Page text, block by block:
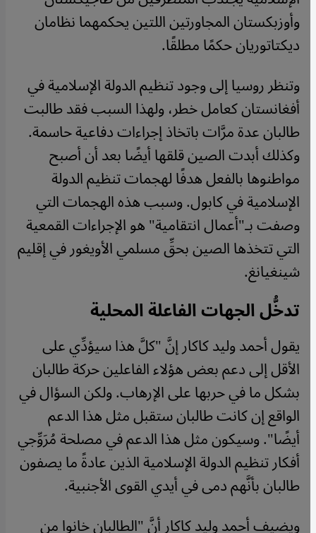
وأوزبكستان المجاورتين اللتين يحكمهما نظامان
ديكتاتوريان حكمًا مطلقًا.
وتنظر روسيا إلى وجود تنظيم الدولة الإسلامية في
أفغانستان كعامل خطر، ولهذا السبب فقد طالبت
طالبان عدة مرَّات باتخاذ إجراءات دفاعية حاسمة.
وكذلك أبدت الصين قلقها أيضًا بعد أن أصبح
مواطنوها بالفعل هدفًا لهجمات تنظيم الدولة
الإسلامية في كابول. وسبب هذه الهجمات التي
وصفت بـ"أعمال انتقامية" هو الإجراءات القمعية
التي تتخذها الصين بحقِّ مسلمي الأويغور في إقليم
شينغيانغ.
تدخُّل الجهات الفاعلة المحلية
يقول أحمد وليد كاكار إنَّ "كلَّ هذا سيؤدِّي على
الأقل إلى دعم بعض هؤلاء الفاعلين حركة طالبان
بشكل ما في حربها على الإرهاب. ولكن السؤال في
الواقع إن كانت طالبان ستقبل مثل هذا الدعم
أيضًا". وسيكون مثل هذا الدعم في مصلحة مُرَوِّجي
أفكار تنظيم الدولة الإسلامية الذين عادةً ما يصفون
طالبان بأنَّهم دمى في أيدي القوى الأجنبية.
ويضيف أحمد وليد كاكار أنَّ "الطالبان خانوا من